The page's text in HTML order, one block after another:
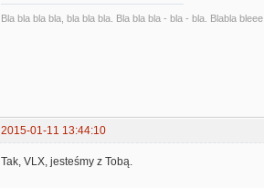
Bla bla bla bla, bla bla bla. Bla bla bla - bla - bla. Blabla bleee.
2015-01-11 13:44:10
Tak, VLX, jesteśmy z Tobą.